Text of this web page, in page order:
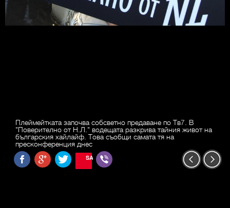
Плеймейтката започва собсветно предаване по Тв7. В
"Поверително от Н.Л." водещата разкрива тайния живот на
българския хайлайф. Това съобщи самата тя на
пресконференция днес
SAVE